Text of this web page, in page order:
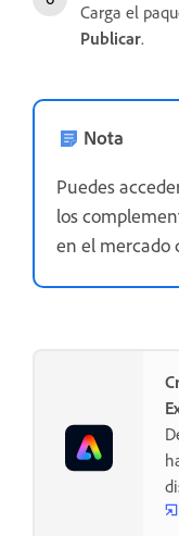
Carga el
Publicar.
Nota
Puedes
los
en el mercado